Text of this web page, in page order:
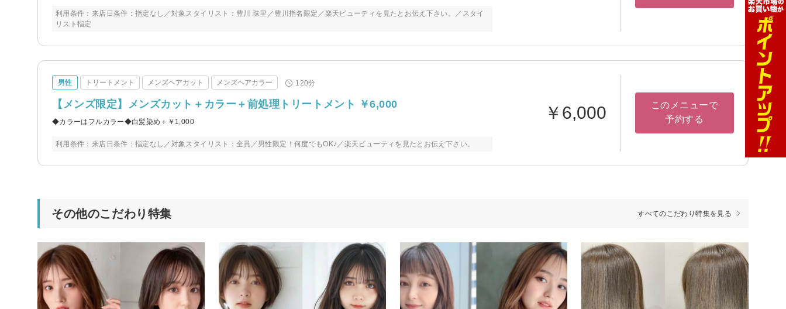
利用条件：来店日条件：指定なし／対象スタイリスト：豊川 珠里／豊川指名限定／楽天ビューティを見たとお伝え下さい。／スタイ
リスト指定
男性 トリートメント メンズヘアカット メンズヘアカラー 120分
【メンズ限定】メンズカット＋カラー＋前処理トリートメント ￥6,000
◆カラーはフルカラー◆白髪染め＋￥1,000
利用条件：来店日条件：指定なし／対象スタイリスト：全員／男性限定！何度でもOK♪／楽天ビューティを見たとお伝え下さい。
￥6,000
このメニューで
予約する
その他のこだわり特集 すべてのこだわり特集を見る